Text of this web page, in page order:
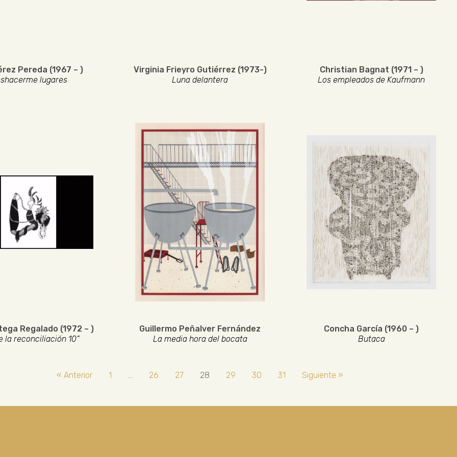
Pereda (1967 – )
lugares
Virginia Frieyro Gutiérrez (1973-)
Luna delantera
Christian Bagnat (1971 – )
Los empleados de Kaufmann
Regalado (1972 – )
la reconciliación 10”
Guillermo Peñalver Fernández
La media hora del bocata
Concha García (1960 – )
Butaca
« Anterior 1 … 26 27 28 29 30 31 Siguiente »